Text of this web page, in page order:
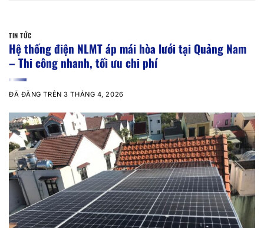
TIN TỨC
Hệ thống điện NLMT áp mái hòa lưới tại Quảng Nam
– Thi công nhanh, tối ưu chi phí
ĐÃ ĐĂNG TRÊN3 THÁNG 4, 2026